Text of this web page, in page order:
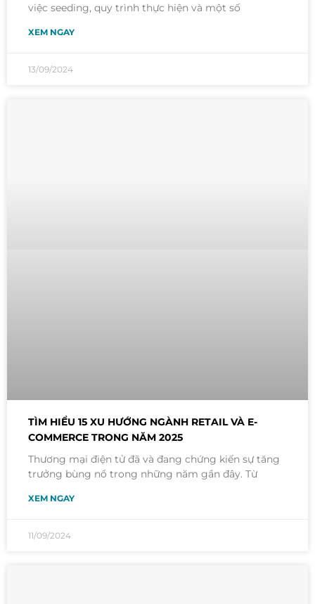
việc seeding, quy trình thực hiện và một số
XEM NGAY
13/09/2024
TÌM HIỂU 15 XU HƯỚNG NGÀNH RETAIL VÀ E-
COMMERCE TRONG NĂM 2025
Thương mại điện tử đã và đang chứng kiến sự tăng
trưởng bùng nổ trong những năm gần đây. Từ
XEM NGAY
11/09/2024